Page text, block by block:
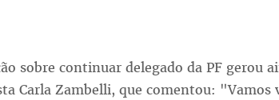
sobre continuar delegado da PF gerou
Carla Zambelli, que comentou: